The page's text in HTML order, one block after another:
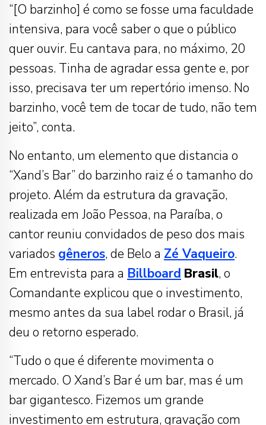
“[O barzinho] é como se fosse uma faculdade
intensiva, para você saber o que o público
quer ouvir. Eu cantava para, no máximo, 20
pessoas. Tinha de agradar essa gente e, por
isso, precisava ter um repertório imenso. No
barzinho, você tem de tocar de tudo, não tem
jeito”, conta.
No entanto, um elemento que distancia o
“Xand’s Bar” do barzinho raiz é o tamanho do
projeto. Além da estrutura da gravação,
realizada em João Pessoa, na Paraíba, o
cantor reuniu convidados de peso dos mais
variados gêneros, de Belo a Zé Vaqueiro.
Em entrevista para a Billboard Brasil, o
Comandante explicou que o investimento,
mesmo antes da sua label rodar o Brasil, já
deu o retorno esperado.
“Tudo o que é diferente movimenta o
mercado. O Xand’s Bar é um bar, mas é um
bar gigantesco. Fizemos um grande
investimento em estrutura, gravação com